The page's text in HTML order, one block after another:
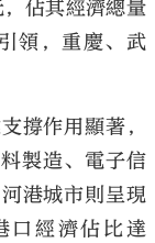
佔其經濟總量
領，重慶、武
撐作用顯著，
製造、電子信
港城市則呈現
口經濟佔比達